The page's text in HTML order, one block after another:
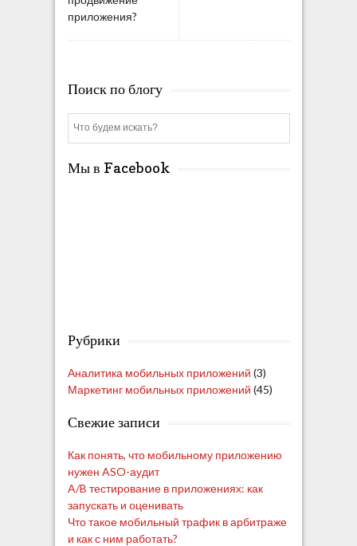
приложения?
Поиск по блогу
e
r
Мы в Facebook
Рубрики
Аналитика мобильных приложений (3)
Маркетинг мобильных приложений (45)
Свежие записи
Как понять, что мобильному приложению
нужен ASO-аудит
A/B тестирование в приложениях: как
запускать и оценивать
Что такое мобильный трафик в арбитраже
и как с ним работать?